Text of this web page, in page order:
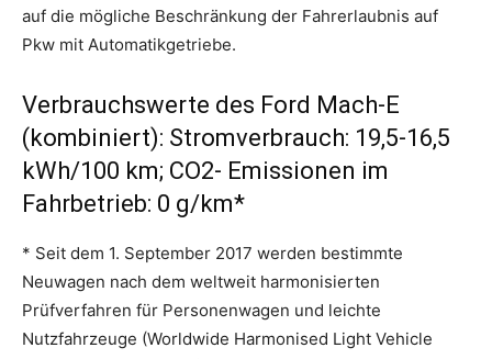
auf die mögliche Beschränkung der Fahrerlaubnis auf
Pkw mit Automatikgetriebe.
Verbrauchswerte des Ford Mach-E
(kombiniert): Stromverbrauch: 19,5-16,5
kWh/100 km; CO2- Emissionen im
Fahrbetrieb: 0 g/km*
* Seit dem 1. September 2017 werden bestimmte
Neuwagen nach dem weltweit harmonisierten
Prüfverfahren für Personenwagen und leichte
Nutzfahrzeuge (Worldwide Harmonised Light Vehicle